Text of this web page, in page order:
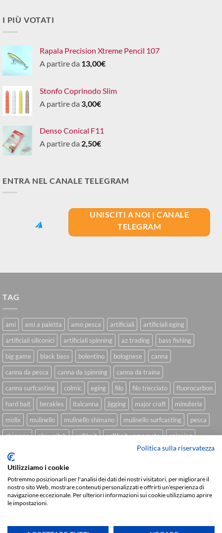
I PIÙ VOTATI
Rapala Precision Xtreme Pencil 107
A partire da 13,00€
Stonfo Coprinodo Slim
A partire da 3,00€
Denso Conical F11
A partire da 2,50€
ENTRA NEL CANALE TELEGRAM
UNISCITI A NOI | CANALE
TELEGRAM
TAG
ami ami a paletta amo pesca artificiali
artificiali eging
artificiali siliconici
artificiali spinning az trading
bass fishing
big game
black bass bolentino bolognese
canna
canna da pesca
canna da spinning
canna da traina
canna surfcasting
colmic eging filo filo trecciato
fluorocarbon
hard bait
herakles italcanna jigging major craft
minuteria
molix
mulinello mulinello shimano mulinello surfcasting
pesca
shimano
slow pitch softbait softbait yamamoto
spinning
spinning inshore
trecciato trolling tubertini
Sviluppato daWe Blink Design
Delivery
CHI SIAMO BLOG FAQ CONTATTI
Politica sulla riservatezza
Utilizziamo i cookie
Potremmo posizionarli per l'analisi dei dati dei nostri visitatori, per migliorare il
nostro sito Web, mostrare contenuti personalizzati e offrirti un'esperienza di
navigazione eccezionale. Per ulteriori informazioni sui cookie utilizziamo aprire
le impostazioni.